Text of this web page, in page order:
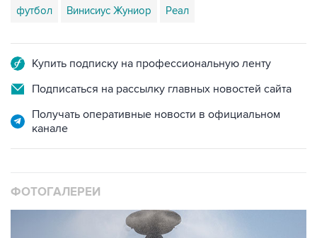
футбол Винисиус Жуниор Реал
Купить подписку на профессиональную ленту
Подписаться на рассылку главных новостей сайта
Получать оперативные новости в официальном
канале
ФОТОГАЛЕРЕИ